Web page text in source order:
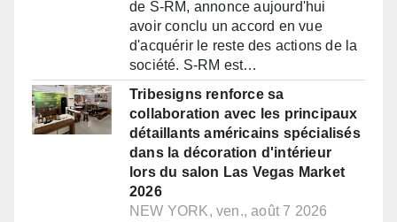
de S-RM, annonce aujourd'hui
avoir conclu un accord en vue
d'acquérir le reste des actions de la
société. S-RM est…
Tribesigns renforce sa
collaboration avec les principaux
détaillants américains spécialisés
dans la décoration d'intérieur
lors du salon Las Vegas Market
2026
NEW YORK, ven., août 7 2026